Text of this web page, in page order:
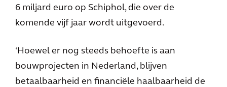
6 miljard euro op Schiphol, die over de
komende vijf jaar wordt uitgevoerd.
‘Hoewel er nog steeds behoefte is aan
bouwprojecten in Nederland, blijven
betaalbaarheid en financiële haalbaarheid de